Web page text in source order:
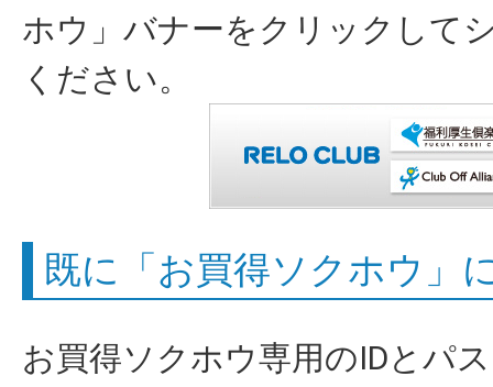
ホウ」バナーをクリックして
ください。
既に「お買得ソクホウ」
お買得ソクホウ専用のIDとパ